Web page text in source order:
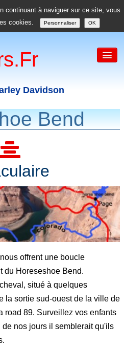
continuant à naviguer sur ce site, vous
cookies.
Personnaliser OK
Davidson
Bend
offrent une boucle
du Horeseshoe Bend.
situé à quelques
la sortie sud-ouest de la ville de
road 89. Surveillez vos enfants
nos jours il semblerait qu'ils